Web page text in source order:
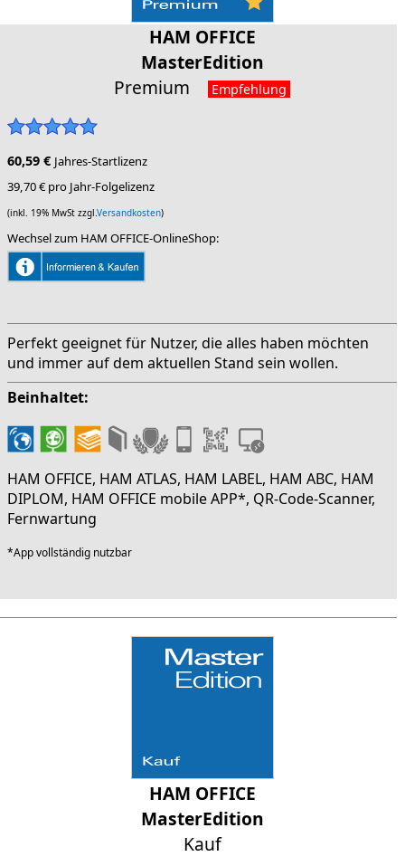
HAM OFFICE
MasterEdition
Premium Empfehlung
60,59 € Jahres-Startlizenz
39,70 € pro Jahr-Folgelizenz
(inkl. 19% MwSt zzgl. Versandkosten)
Wechsel zum HAM OFFICE-OnlineShop:
Perfekt geeignet für Nutzer, die alles haben möchten
und immer auf dem aktuellen Stand sein wollen.
Beinhaltet:
HAM OFFICE, HAM ATLAS, HAM LABEL, HAM ABC, HAM
DIPLOM, HAM OFFICE mobile APP*, QR-Code-Scanner,
Fernwartung
*App vollständig nutzbar
HAM OFFICE
MasterEdition
Kauf